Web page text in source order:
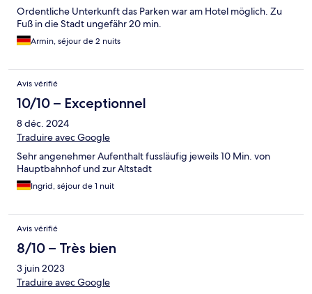
Ordentliche Unterkunft das Parken war am Hotel möglich. Zu
Fuß in die Stadt ungefähr 20 min.
Armin, séjour de 2 nuits
Avis vérifié
10/10 – Exceptionnel
8 déc. 2024
Traduire avec Google
Sehr angenehmer Aufenthalt fussläufig jeweils 10 Min. von
Hauptbahnhof und zur Altstadt
Ingrid, séjour de 1 nuit
Avis vérifié
8/10 – Très bien
3 juin 2023
Traduire avec Google